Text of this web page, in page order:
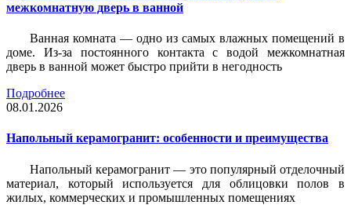
межкомнатную дверь в ванной
Ванная комната — одно из самых влажных помещений в
доме. Из-за постоянного контакта с водой межкомнатная
дверь в ванной может быстро прийти в негодность
Подробнее
08.01.2026
Напольный керамогранит: особенности и преимущества
Напольный керамогранит — это популярный отделочный
материал, который используется для облицовки полов в
жилых, коммерческих и промышленных помещениях